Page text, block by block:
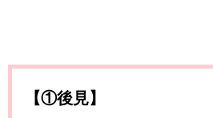
【①後見】